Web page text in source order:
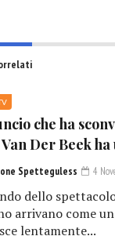
che ha
Van Der Beek
Spetteguless 4
dello
arrivano come
lentamente...